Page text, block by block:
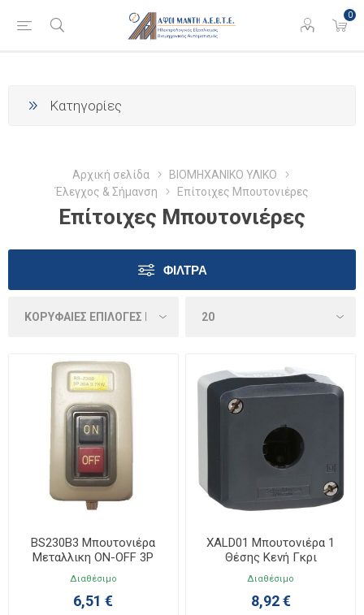
0
Κατηγορίες
Αρχική σελίδα
ΒΙΟΜΗΧΑΝΙΚΟ ΥΛΙΚΟ
Έλεγχος & Σήμανση
Επίτοιχες Μπουτονιέρες
Επίτοιχες Μπουτονιέρες
ΦΊΛΤΡΑ
BS230B3 Μπουτονιέρα
Μεταλλικη ON-OFF 3P
Διαθέσιμο
6,51 €
XALD01 Μπουτονιέρα 1
Θέσης Κενή Γκρι
Διαθέσιμο
8,92 €